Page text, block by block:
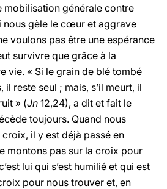
mobilisation générale contre
nous gèle le cœur et aggrave
voulons pas être une espérance
survivre que grâce à la
vie. « Si le grain de blé tombé
il reste seul ; mais, s’il meurt, il
» (Jn 12,24), a dit et fait le
toujours. Quand nous
il y est déjà passé en
montons pas sur la croix pour
lui qui s’est humilié et qui est
pour nous trouver et, en